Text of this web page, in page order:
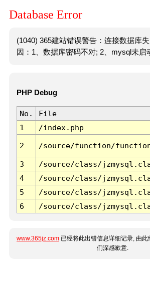
Database Error
(1040) 365建站错误警告：连接数据库
因：1、数据库密码不对; 2、mysql未启
PHP Debug
No. File
1
/index.php
2 /source/function/
3 /source/class/
4
/source/class/
5
/source/class/
6
/source/class/
www.365jz.com 已经将此出错信息详细记录, 由
们深感歉意.